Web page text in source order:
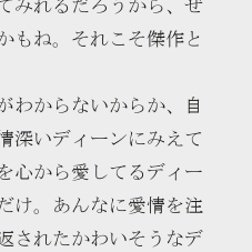
みれるだろうから、ぜ
もね。それこそ傑作と
わからないからか、自
深いディーンにみえて
心から愛してるディー
け。あんなに愛情を注
されたかわいそうなデ